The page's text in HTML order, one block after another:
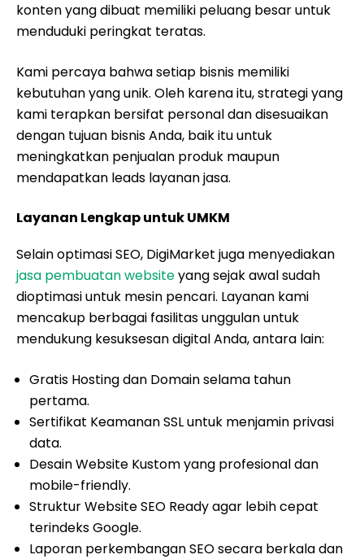
konten yang dibuat memiliki peluang besar untuk
menduduki peringkat teratas.
Kami percaya bahwa setiap bisnis memiliki
kebutuhan yang unik. Oleh karena itu, strategi yang
kami terapkan bersifat personal dan disesuaikan
dengan tujuan bisnis Anda, baik itu untuk
meningkatkan penjualan produk maupun
mendapatkan leads layanan jasa.
Layanan Lengkap untuk UMKM
Selain optimasi SEO, DigiMarket juga menyediakan
jasa pembuatan websiteyang sejak awal sudah
dioptimasi untuk mesin pencari. Layanan kami
mencakup berbagai fasilitas unggulan untuk
mendukung kesuksesan digital Anda, antara lain:
Gratis Hosting dan Domain selama tahun
pertama.
Sertifikat Keamanan SSL untuk menjamin privasi
data.
Desain Website Kustom yang profesional dan
mobile-friendly.
Struktur Website SEO Ready agar lebih cepat
terindeks Google.
Laporan perkembangan SEO secara berkala dan